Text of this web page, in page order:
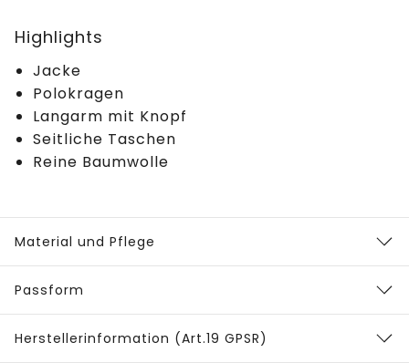
Highlights
Jacke
Polokragen
Langarm mit Knopf
Seitliche Taschen
Reine Baumwolle
Material und Pflege
Passform
Herstellerinformation (Art.19 GPSR)